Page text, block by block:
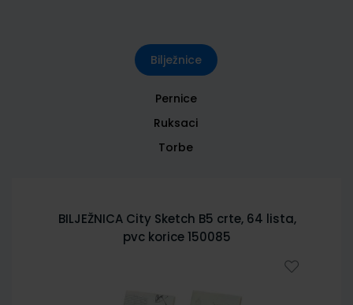
Bilježnice
Pernice
Ruksaci
Torbe
BILJEŽNICA City Sketch B5 crte, 64 lista,
pvc korice 150085